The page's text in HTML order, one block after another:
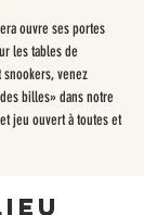
ouvre ses portes
les tables de
venez
billes» dans notre
jeu ouvert à toutes et